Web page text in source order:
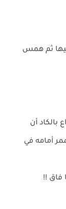
ثم همس
أن
أمامه في
فاق !!